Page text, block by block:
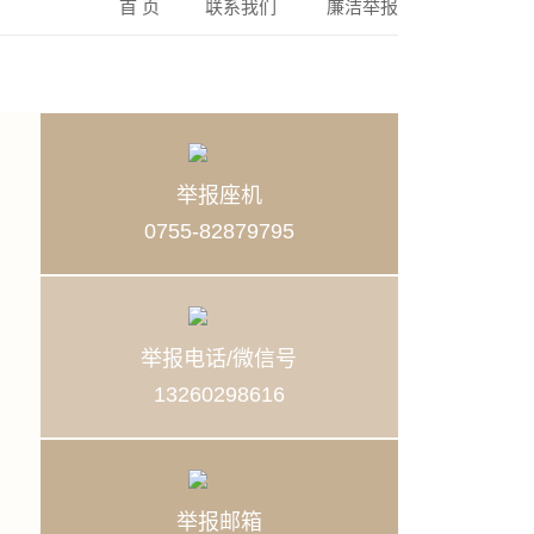
首 页 联系我们 廉洁举报
举报座机
0755-82879795
举报电话/微信号
13260298616
举报邮箱